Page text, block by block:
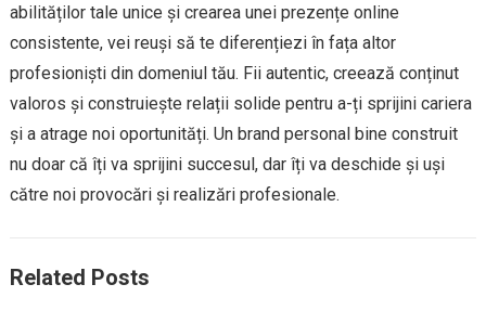
abilităților tale unice și crearea unei prezențe online
consistente, vei reuși să te diferențiezi în fața altor
profesioniști din domeniul tău. Fii autentic, creează conținut
valoros și construiește relații solide pentru a-ți sprijini cariera
și a atrage noi oportunități. Un brand personal bine construit
nu doar că îți va sprijini succesul, dar îți va deschide și uși
către noi provocări și realizări profesionale.
Related Posts